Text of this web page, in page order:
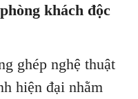
khách độc
ghép nghệ thuật
hiện đại nhằm